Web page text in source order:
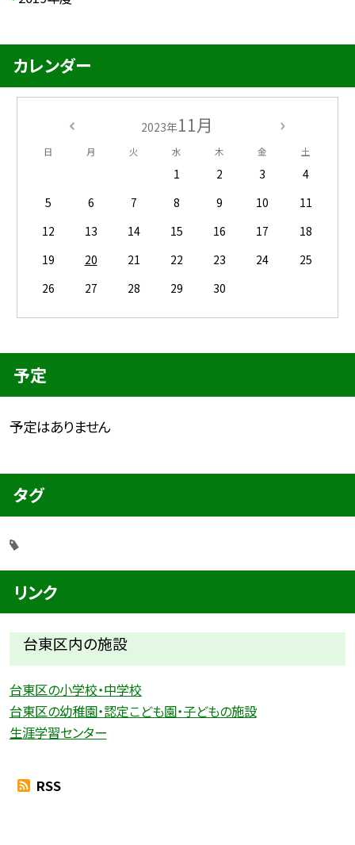
カレンダー
2023年11月
日 月 火 水 木 金 土
1 2 3
4
5
6 7 8 9 10
11
12
13 14 15 16 17
18
19
20 21 22 23 24
25
26
27 28 29 30
予定
予定はありません
タグ
リンク
台東区内の施設
台東区の小学校・中学校
台東区の幼稚園・認定こども園・子どもの施設
生涯学習センター
RSS